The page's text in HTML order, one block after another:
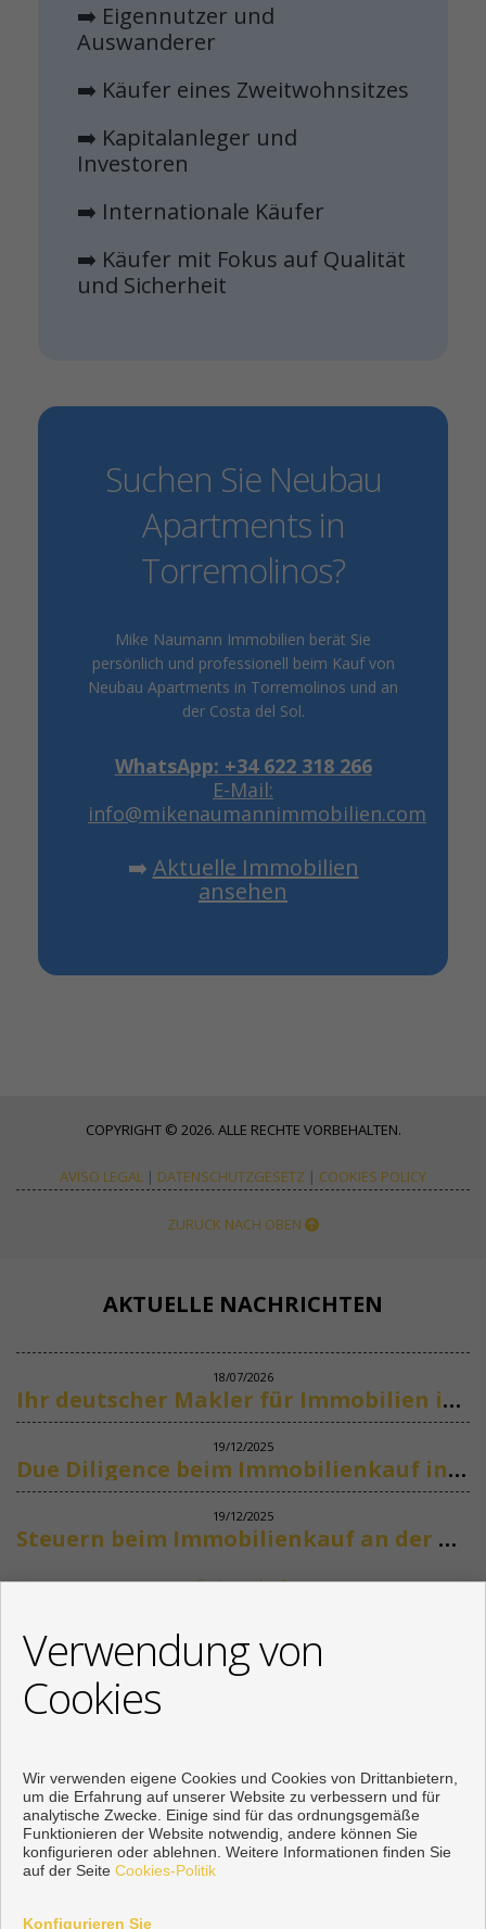
➡️ Eigennutzer und
Auswanderer
➡️ Käufer eines Zweitwohnsitzes
➡️ Kapitalanleger und
Investoren
➡️ Internationale Käufer
➡️ Käufer mit Fokus auf Qualität
und Sicherheit
Suchen Sie Neubau
Apartments in
Torremolinos?
Mike Naumann Immobilien berät Sie
persönlich und professionell beim Kauf von
Neubau Apartments in Torremolinos und an
der Costa del Sol.
WhatsApp: +34 622 318 266
E-Mail:
info@mikenaumannimmobilien.com
➡️ Aktuelle Immobilien
ansehen
COPYRIGHT © 2026. ALLE RECHTE VORBEHALTEN.
AVISO LEGAL | DATENSCHUTZGESETZ | COOKIES POLICY
ZURÜCK NACH OBEN
AKTUELLE NACHRICHTEN
18/07/2026
Ihr deutscher Makler für Immobilien in Marbella
19/12/2025
Due Diligence beim Immobilienkauf in Spanien
19/12/2025
Steuern beim Immobilienkauf an der Costa del Sol
Siehe mehr
+34 622318266
info@mikenaumannimmobilien.com
Von Montag bis Freitag : 10:00 - 18:00
Verwendung von
Cookies
Wir verwenden eigene Cookies und Cookies von Drittanbietern,
um die Erfahrung auf unserer Website zu verbessern und für
analytische Zwecke. Einige sind für das ordnungsgemäße
Funktionieren der Website notwendig, andere können Sie
konfigurieren oder ablehnen. Weitere Informationen finden Sie
auf der Seite Cookies-Politik
Konfigurieren Sie